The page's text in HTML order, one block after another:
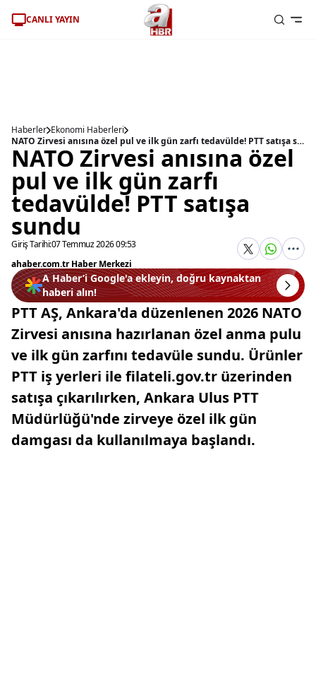
CANLI YAYIN
Haberler Ekonomi Haberleri
NATO Zirvesi anısına özel pul ve ilk gün zarfı tedavülde! PTT satışa sundu
NATO Zirvesi anısına özel
pul ve ilk gün zarfı
tedavülde! PTT satışa
sundu
Giriş Tarihi:07 Temmuz 2026 09:53
ahaber.com.tr Haber Merkezi
A Haber’i Google'a ekleyin, doğru kaynaktan
haberi alın!
PTT AŞ, Ankara'da düzenlenen 2026 NATO
Zirvesi anısına hazırlanan özel anma pulu
ve ilk gün zarfını tedavüle sundu. Ürünler
PTT iş yerleri ile filateli.gov.tr üzerinden
satışa çıkarılırken, Ankara Ulus PTT
Müdürlüğü'nde zirveye özel ilk gün
damgası da kullanılmaya başlandı.